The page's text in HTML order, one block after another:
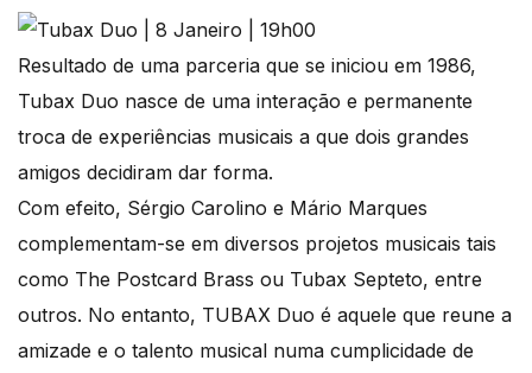
Resultado de uma parceria que se iniciou em 1986,
Tubax Duo nasce de uma interação e permanente
troca de experiências musicais a que dois grandes
amigos decidiram dar forma.
Com efeito, Sérgio Carolino e Mário Marques
complementam-se em diversos projetos musicais tais
como The Postcard Brass ou Tubax Septeto, entre
outros. No entanto, TUBAX Duo é aquele que reune a
amizade e o talento musical numa cumplicidade de